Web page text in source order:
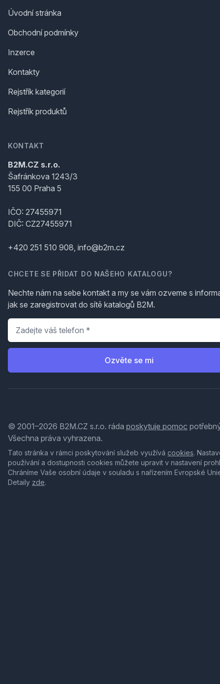
Úvodní stránka
Obchodní podmínky
Inzerce
Kontakty
Rejstřík kategorií
Rejstřík produktů
KONTAKT
B2M.CZ s.r.o.
Šafránkova 1243/3
155 00 Praha 5
IČO: 27455971
DIČ: CZ27455971
+420 251 510 908, info@b2m.cz
CHCETE SE PŘIDAT DO NAŠEHO KATALOGU?
Nechte nám na sebe kontakt a my se vám ozveme s
jak se zaregistrovat do sítě katalogů B2M.
Telefon
Ozvěte se mi
© 2001–2026 B2M.CZ s.r.o. ráda poskytuje pomoc
Všechna práva vyhrazena.
Tato stránka v rámci poskytování služeb využívá cookies.
používání a dostupnosti cookies můžete upravit v nastavení
Chráníme Vaše osobní údaje v souladu s nařízením Evropské
Detaily zde.